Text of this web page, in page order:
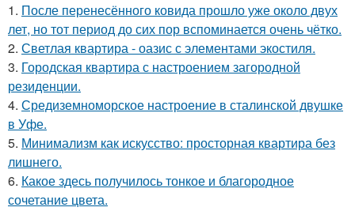
1. После перенесённого ковида прошло уже около двух
лет, но тот период до сих пор вспоминается очень чётко.
2. Светлая квартира - оазис с элементами экостиля.
3. Городская квартира с настроением загородной
резиденции.
4. Средиземноморское настроение в сталинской двушке
в Уфе.
5. Минимализм как искусство: просторная квартира без
лишнего.
6. Какое здесь получилось тонкое и благородное
сочетание цвета.